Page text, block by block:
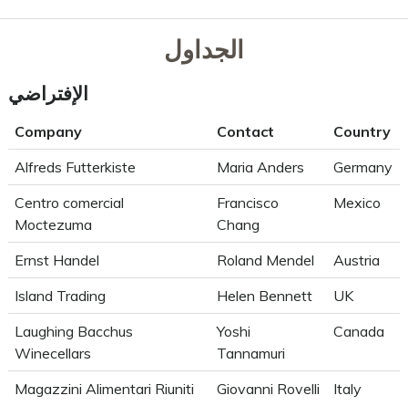
الجداول
الإفتراضي
Company Contact
Country
Alfreds Futterkiste
Maria Anders
Germany
Centro comercial
Moctezuma
Francisco
Chang
Mexico
Ernst Handel Roland Mendel
Austria
Island Trading
Helen Bennett
UK
Laughing Bacchus
Winecellars
Yoshi
Tannamuri
Canada
Magazzini Alimentari Riuniti Giovanni Rovelli Italy